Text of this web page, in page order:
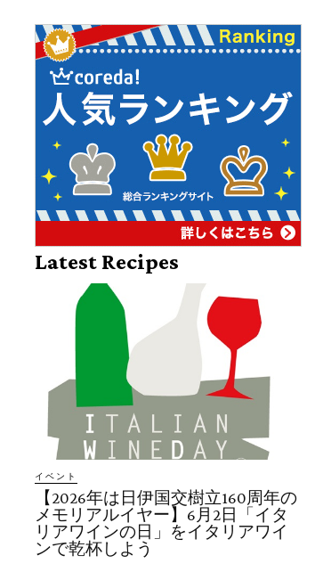
Latest Recipes
イベント
【2026年は日伊国交樹立160周年の
メモリアルイヤー】6月2日「イタ
リアワインの日」をイタリアワイ
ンで乾杯しよう